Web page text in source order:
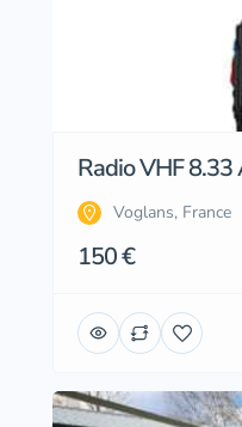
Radio VHF
Voglans, France
150 €